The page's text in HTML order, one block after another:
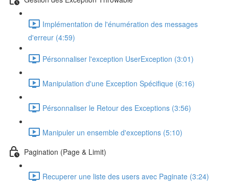
Implémentation de l'énumération des messages
d'erreur (4:59)
Pérsonnaliser l'exception UserException (3:01)
Manipulation d'une Exception Spécifique (6:16)
Pérsonnaliser le Retour des Exceptions (3:56)
Manipuler un ensemble d'exceptions (5:10)
Pagination (Page & Limit)
Recuperer une liste des users avec Paginate (3:24)